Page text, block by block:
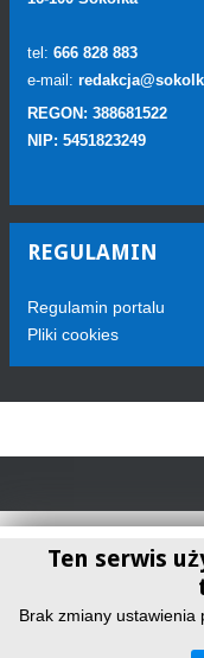
tel: 666 828 883
e-mail:
REGON: 388681522
NIP: 5451823249
REGULAMIN
Regulamin portalu
Pliki cookies
Ten serwis
Brak zmiany ustawienia